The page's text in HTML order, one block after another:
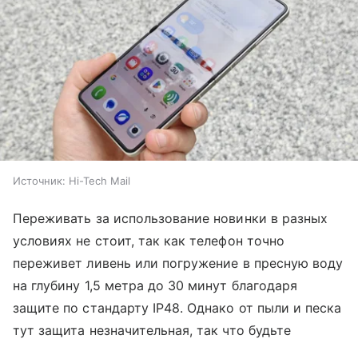
Источник: Hi-Tech Mail
Переживать за использование новинки в разных
условиях не стоит, так как телефон точно
переживет ливень или погружение в пресную воду
на глубину 1,5 метра до 30 минут благодаря
защите по стандарту IP48. Однако от пыли и песка
тут защита незначительная, так что будьте